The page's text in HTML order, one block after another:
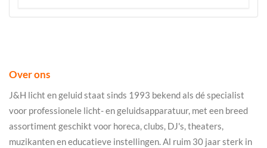
Over ons
J&H licht en geluid staat sinds 1993 bekend als dé specialist
voor professionele licht- en geluidsapparatuur, met een breed
assortiment geschikt voor horeca, clubs, DJ's, theaters,
muzikanten en educatieve instellingen. Al ruim 30 jaar sterk in